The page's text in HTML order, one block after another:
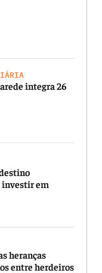
integra 26
investir em
heranças
entre herdeiros